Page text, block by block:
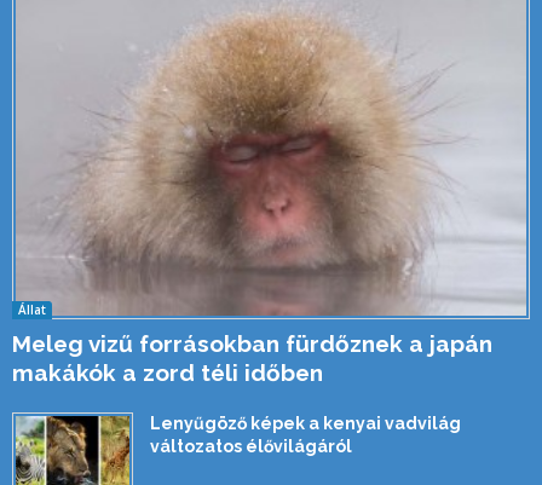
Állat
Meleg vizű forrásokban fürdőznek a japán
makákók a zord téli időben
Lenyűgöző képek a kenyai vadvilág
változatos élővilágáról